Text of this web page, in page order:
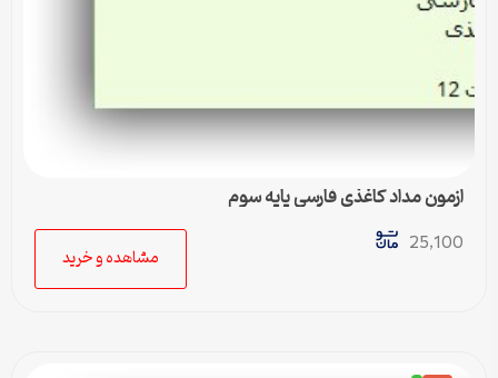
ازمون مداد کاغذی فارسی پایه سوم
25,100
مشاهده و خرید